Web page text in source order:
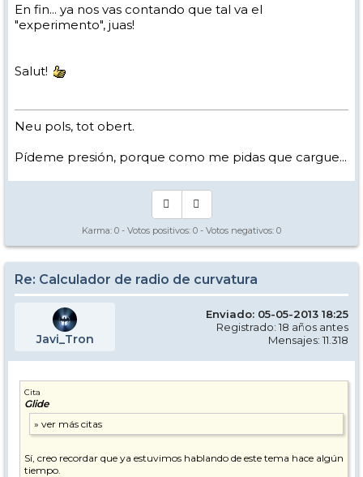
En fin... ya nos vas contando que tal va el
"experimento", juas!
Salut!
Neu pols, tot obert.
Pídeme presión, porque como me pidas que cargue...
Karma: 0 - Votos positivos: 0 - Votos negativos: 0
Re: Calculador de radio de curvatura
Javi_Tron
Enviado: 05-05-2013 18:25
Registrado: 18 años antes
Mensajes: 11.318
Cita
Glide
Sí, creo recordar que ya estuvimos hablando de este tema hace algún
tiempo.